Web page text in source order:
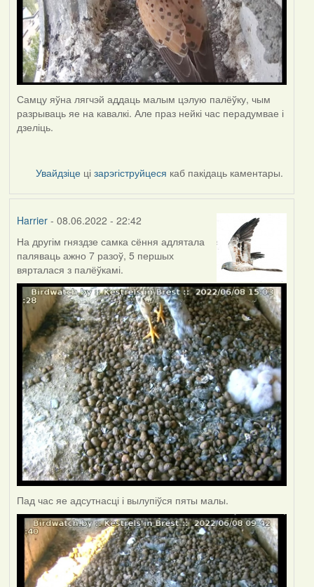
Самцу яўна лягчэй аддаць малым цэлую палёўку, чым
разрываць яе на кавалкі. Але праз нейкі час перадумвае і
дзеліць.
Увайдзіце цізарэгіструйцеся каб пакідаць каментары.
Harrier- 08.06.2022 - 22:42
На другім гняздзе самка сёння адлятала
паляваць ажно 7 разоў, 5 першых
вярталася з палёўкамі.
Пад час яе адсутнасці і вылупіўся пяты малы.